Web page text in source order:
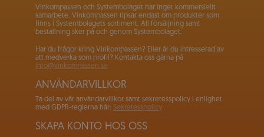
Vinkompassen och Systembolaget har inget kommersiellt
samarbete. Vinkompassen tipsar endast om produkter som
finns i Systembolagets sortiment. All försäljning samt
beställning sker på och genom Systembolaget.
Har du frågor kring Vinkompassen? Eller är du intresserad av
att medverka som profil? Kontakta oss gärna på
info@vinkompassen.se
ANVÄNDARVILLKOR
Ta del av vår användarvillkor samt sekretesspolicy i enlighet
med GDPR-reglerna här: Sekretesspolicy
SKAPA KONTO HOS OSS